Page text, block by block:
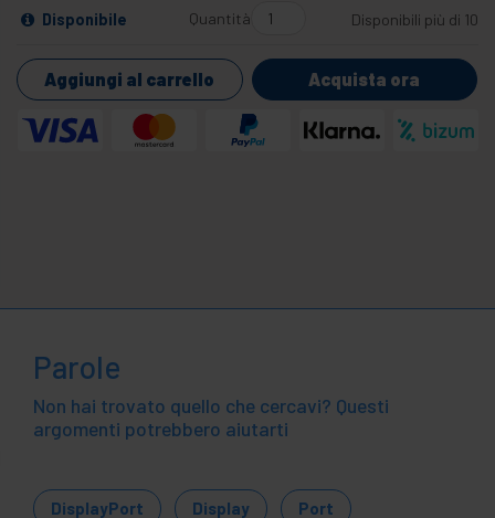
Disponibile Quantità Disponibili più di 10
Aggiungi al carrello Acquista ora
Parole
Non hai trovato quello che cercavi? Questi
argomenti potrebbero aiutarti
DisplayPort Display Port